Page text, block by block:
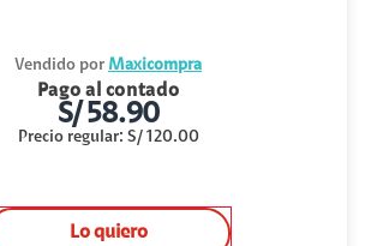
Vendido por Maxicompra
Pago al contado
S/58.90
Precio regular: S/ 120.00
Lo quiero